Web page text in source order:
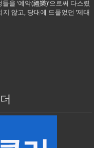
을 ‘예악(禮樂)’으로써 다스렸
않고, 당대에 드물었던 ‘제대